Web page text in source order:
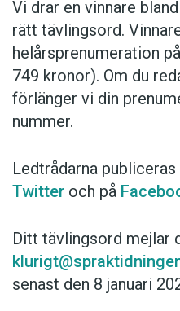
Vi drar en vinnare
rätt tävlingsord.
helårsprenumeration
749 kronor). Om du
förlänger vi din
nummer.
Ledtrådarna publiceras
Twitter och på
Ditt tävlingsord mejlar
senast den 8 januari